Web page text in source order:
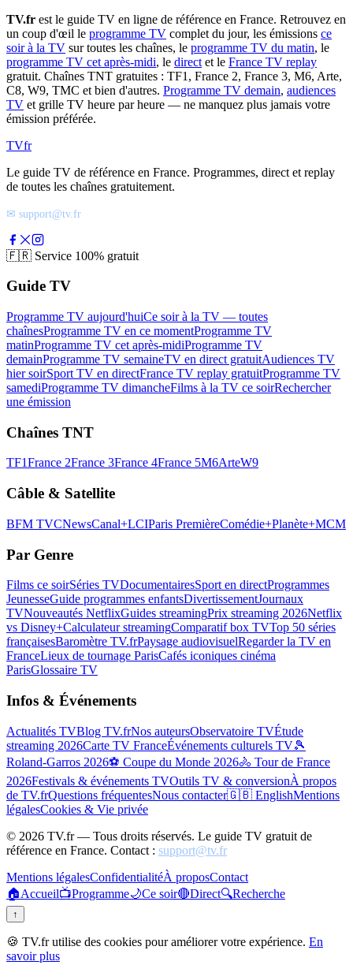
TV.fr est le guide TV en ligne de référence en France. Retrouvez en
un coup d'œil le programme TV complet du jour, les émissions ce
soir à la TV sur toutes les chaînes, le programme TV du matin, le
programme TV cet après-midi, le direct et le France TV replay
gratuit. Chaînes TNT gratuites : TF1, France 2, France 3, M6, Arte,
C8, W9, TMC et bien d'autres. Programme TV demain, audiences
TV et grille TV heure par heure — ne manquez plus jamais votre
émission préférée.
TVfr
Le guide TV de référence en France. Programmes, direct et replay
de toutes les chaînes gratuitement.
✉ support@tv.fr
🇫🇷 Service 100% gratuit
Guide TV
Programme TV aujourd'huiCe soir à la TV — toutes
chaînesProgramme TV en ce momentProgramme TV
matinProgramme TV cet après-midiProgramme TV
demainProgramme TV semaineTV en direct gratuitAudiences TV
hier soirSport TV en directFrance TV replay gratuitProgramme TV
samediProgramme TV dimancheFilms à la TV ce soirRechercher
une émission
Chaînes TNT
TF1France 2France 3France 4France 5M6ArteW9
Câble & Satellite
BFM TVCNewsCanal+LCIParis PremièreComédie+Planète+MCM
Par Genre
Films ce soirSéries TVDocumentairesSport en directProgrammes
JeunesseGuide programmes enfantsDivertissementJournaux
TVNouveautés NetflixGuides streamingPrix streaming 2026Netflix
vs Disney+Calculateur streamingComparatif box TVTop 50 séries
françaisesBaromètre TV.frPaysage audiovisuelRegarder la TV en
FranceLieux de tournage ParisCafés iconiques cinéma
ParisGlossaire TV
Infos & Événements
Actualités TVBlog TV.frNos auteursObservatoire TVÉtude
streaming 2026Carte TV FranceÉvénements culturels TV🎾
Roland-Garros 2026⚽ Coupe du Monde 2026🚴 Tour de France
2026Festivals & événements TVOutils TV & conversionÀ propos
de TV.frQuestions fréquentesNous contacter🇬🇧 EnglishMentions
légalesCookies & Vie privée
© 2026 TV.fr — Tous droits réservés. Le guide TV gratuit de
référence en France. Contact : support@tv.fr
Mentions légalesConfidentialitéÀ proposContact
🏠Accueil📺Programme🌙Ce soir🔴Direct🔍Recherche
↑
🍪 TV.fr utilise des cookies pour améliorer votre expérience. En
savoir plus